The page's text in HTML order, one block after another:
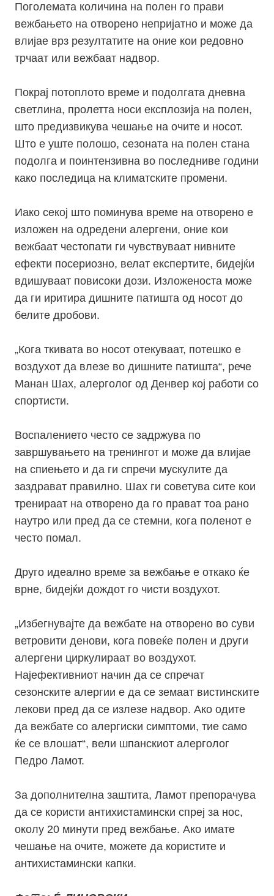
Поголемата количина на полен гo прави
вежбањето на отворено непријатно и може да
влијае врз резултатите на оние кои редовно
трчаат или вежбаат надвор.
Покрај потоплото време и подолгата дневна
светлина, пролетта носи експлозија на полен,
што предизвикува чешање на очите и носот.
Што е уште полошо, сезоната на полен стана
подолга и поинтензивна во последниве години
како последица на климатските промени.
Иако секој што поминува време на отворено е
изложен на одредени алергени, оние кои
вежбаат честопати ги чувствуваат нивните
ефекти посериозно, велат експертите, бидејќи
вдишуваат повисоки дози. Изложеноста може
да ги иритира дишните патишта од носот до
белите дробови.
„Кога ткивата во носот отекуваат, потешко е
воздухот да влезе во дишните патишта“, рече
Манан Шах, алерголог од Денвер кој работи со
спортисти.
Воспалението често се задржува по
завршувањето на тренингот и може да влијае
на спиењето и да ги спречи мускулите да
заздрават правилно. Шах ги советува сите кои
тренираат на отворено да го прават тоа рано
наутро или пред да се стемни, кога поленот е
често помал.
Друго идеално време за вежбање е откако ќе
врне, бидејќи дождот го чисти воздухот.
„Избегнувајте да вежбате на отворено во суви
ветровити денови, кога повеќе полен и други
алергени циркулираат во воздухот.
Најефективниот начин да се спречат
сезонските алергии е да се земаат вистинските
лекови пред да се излезе надвор. Ако одите
да вежбате со алергиски симптоми, тие само
ќе се влошат“, вели шпанскиот алерголог
Педро Ламот.
За дополнителна заштита, Ламот препорачува
да се користи антихистамински спреј за нос,
околу 20 минути пред вежбање. Ако имате
чешање на очите, можете да користите и
антихистамински капки.